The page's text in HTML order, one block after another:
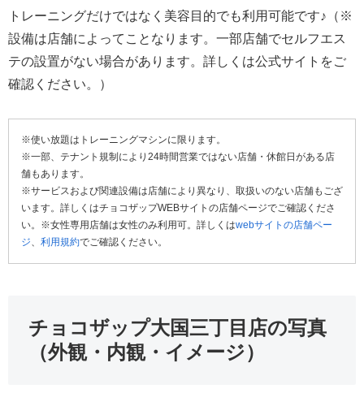
トレーニングだけではなく美容目的でも利用可能です♪（※
設備は店舗によってことなります。一部店舗でセルフエス
テの設置がない場合があります。詳しくは公式サイトをご
確認ください。）
※使い放題はトレーニングマシンに限ります。
※一部、テナント規制により24時間営業ではない店舗・休館日がある店
舗もあります。
※サービスおよび関連設備は店舗により異なり、取扱いのない店舗もござ
います。詳しくはチョコザップWEBサイトの店舗ページでご確認くださ
い。※女性専用店舗は女性のみ利用可。詳しくはwebサイトの店舗ペー
ジ、 利用規約でご確認ください。
チョコザップ大国三丁目店の写真
（外観・内観・イメージ）